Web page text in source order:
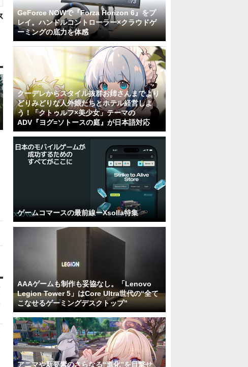
GeForce NOWで『Forza Horizon 6』をプ
レイ。ハンドルコントローラー×クラウドゲ
ーミングの底力を体感
クーデレからスタイル抜群お姉さんまでより
どりみどりな人外娘たちとホテル経営しよ
う！「クトゥルフ×美少女」テーマの
ADV『ヨグ=ソトースの庭』が日本語対応
ゲームコマースの最前線ーXsolla特集
AAAゲームも制作も妥協なし。「Lenovo
Legion Tower 5」はCore Ultra世代の“全て
こなせるゲーミングデスクトップ”
アニマや新要素のさらなる“進化”を目撃せ